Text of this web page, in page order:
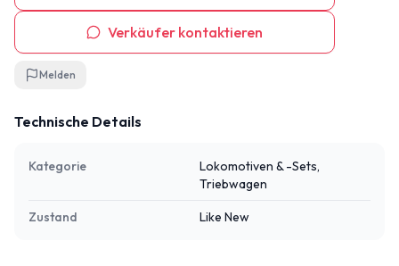
Verkäufer kontaktieren
Melden
Technische Details
Kategorie
Lokomotiven & -Sets,
Triebwagen
Zustand Like New